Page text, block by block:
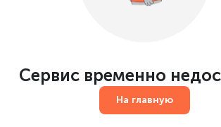
Сервис временно
На главную